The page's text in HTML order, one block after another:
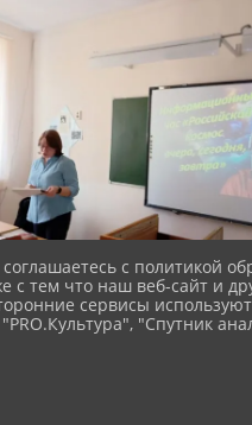
с политикой
с тем что наш веб-сайт и
сервисы
"Спутник